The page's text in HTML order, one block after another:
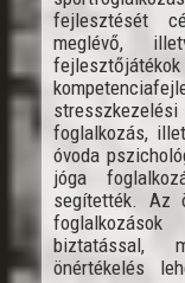
fejlesztését
meglévő,
foglalkozás,
óvoda
jóga
segítették. Az
biztatással,
önértékelés